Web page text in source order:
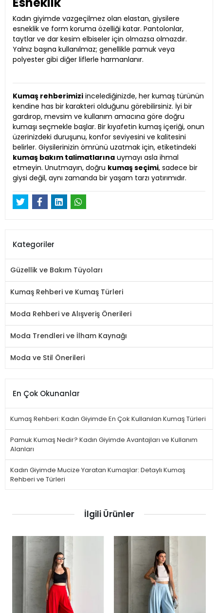
Kadın giyimde vazgeçilmez olan elastan, giysilere
esneklik ve form koruma özelliği katar. Pantolonlar,
taytlar ve dar kesim elbiseler için olmazsa olmazdır.
Yalnız başına kullanılmaz; genellikle pamuk veya
polyester gibi diğer liflerle harmanlanır.
Kumaş rehberimizi incelediğinizde, her kumaş türünün
kendine has bir karakteri olduğunu görebilirsiniz. İyi bir
gardırop, mevsim ve kullanım amacına göre doğru
kumaşı seçmekle başlar. Bir kıyafetin kumaş içeriği, onun
üzerinizdeki duruşunu, konfor seviyesini ve kalitesini
belirler. Giysilerinizin ömrünü uzatmak için, etiketindeki
kumaş bakım talimatlarına uymayı asla ihmal
etmeyin. Unutmayın, doğru kumaş seçimi, sadece bir
giysi değil, aynı zamanda bir yaşam tarzı yatırımıdır.
Kategoriler
Güzellik ve Bakım Tüyoları
Kumaş Rehberi ve Kumaş Türleri
Moda Rehberi ve Alışveriş Önerileri
Moda Trendleri ve İlham Kaynağı
Moda ve Stil Önerileri
En Çok Okunanlar
Kumaş Rehberi: Kadın Giyimde En Çok Kullanılan Kumaş Türleri
Pamuk Kumaş Nedir? Kadın Giyimde Avantajları ve Kullanım
Alanları
Kadın Giyimde Mucize Yaratan Kumaşlar: Detaylı Kumaş
Rehberi ve Türleri
İlgili Ürünler